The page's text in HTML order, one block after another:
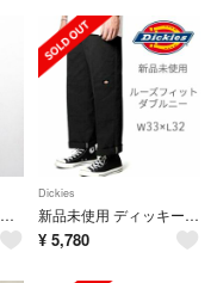
W40/古着 ディッキーズ ワーク パンツ メンズ 00年代 00s 大きいサイズ グレー 26jul23
Dickies
新品未使用 ディッキーズ ダブルニーワークパンツ BK W33×L32 ブラック
¥ 5,780